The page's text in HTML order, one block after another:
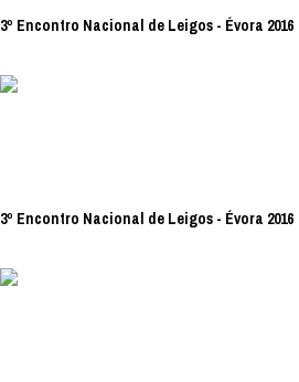
3º Encontro Nacional de Leigos - Évora 2016
3º Encontro Nacional de Leigos - Évora 2016